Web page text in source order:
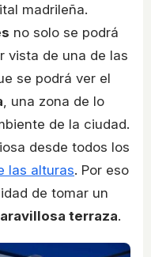
madrileña.
no solo se podrá
vista de una de las
se podrá ver el
, una zona de lo
de la ciudad.
desde todos los
las alturas. Por eso
de tomar un
terraza.